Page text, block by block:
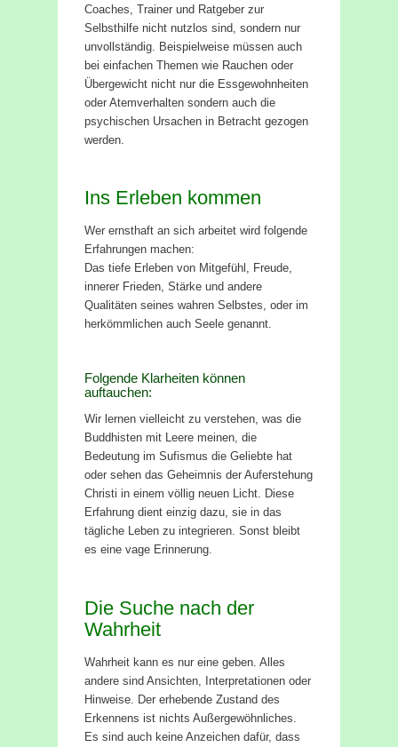
Coaches, Trainer und Ratgeber zur
Selbsthilfe nicht nutzlos sind, sondern nur
unvollständig. Beispielweise müssen auch
bei einfachen Themen wie Rauchen oder
Übergewicht nicht nur die Essgewohnheiten
oder Atemverhalten sondern auch die
psychischen Ursachen in Betracht gezogen
werden.
Ins Erleben kommen
Wer ernsthaft an sich arbeitet wird folgende
Erfahrungen machen:
Das tiefe Erleben von Mitgefühl, Freude,
innerer Frieden, Stärke und andere
Qualitäten seines wahren Selbstes, oder im
herkömmlichen auch Seele genannt.
Folgende Klarheiten können
auftauchen:
Wir lernen vielleicht zu verstehen, was die
Buddhisten mit Leere meinen, die
Bedeutung im Sufismus die Geliebte hat
oder sehen das Geheimnis der Auferstehung
Christi in einem völlig neuen Licht. Diese
Erfahrung dient einzig dazu, sie in das
tägliche Leben zu integrieren. Sonst bleibt
es eine vage Erinnerung.
Die Suche nach der
Wahrheit
Wahrheit kann es nur eine geben. Alles
andere sind Ansichten, Interpretationen oder
Hinweise. Der erhebende Zustand des
Erkennens ist nichts Außergewöhnliches.
Es sind auch keine Anzeichen dafür, dass